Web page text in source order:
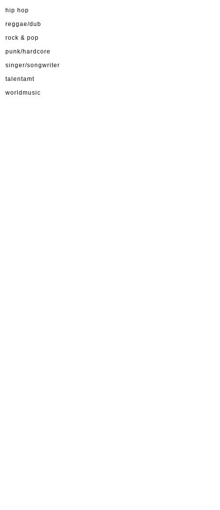
hip hop
reggae/dub
rock & pop
punk/hardcore
singer/songwriter
talentamt
worldmusic